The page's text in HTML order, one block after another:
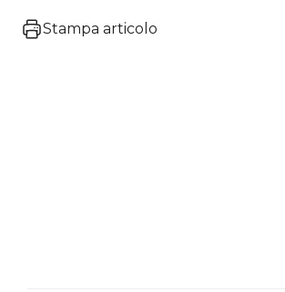
Stampa articolo